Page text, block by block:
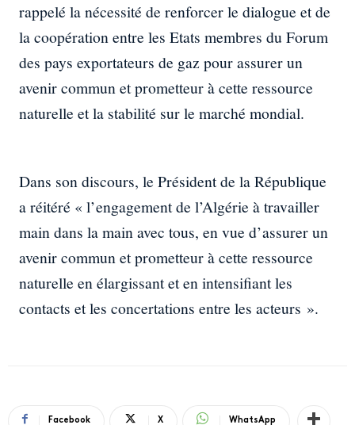
rappelé la nécessité de renforcer le dialogue et de
la coopération entre les Etats membres du Forum
des pays exportateurs de gaz pour assurer un
avenir commun et prometteur à cette ressource
naturelle et la stabilité sur le marché mondial.
Dans son discours, le Président de la République
a réitéré « l’engagement de l’Algérie à travailler
main dans la main avec tous, en vue d’assurer un
avenir commun et prometteur à cette ressource
naturelle en élargissant et en intensifiant les
contacts et les concertations entre les acteurs ».
Facebook X WhatsApp